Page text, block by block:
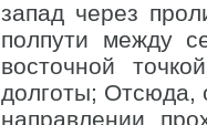
запад через
полпути между
восточной
долготы; Отсюда,
направлении,